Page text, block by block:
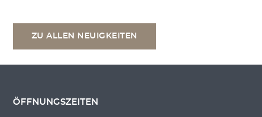
ZU ALLEN NEUIGKEITEN
ÖFFNUNGSZEITEN